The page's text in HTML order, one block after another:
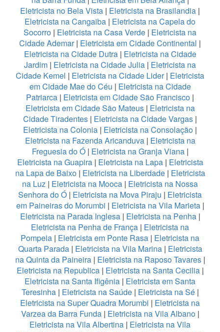
Eletricista no Bela Vista | Eletricista na Brasilandia |
Eletricista na Cangaiba | Eletricista na Capela do
Socorro | Eletricista na Casa Verde | Eletricista na
Cidade Ademar| Eletricista em Cidade Continental |
Eletricista na Cidade Dutra | Eletricista na Cidade
Jardim | Eletricista na Cidade Julia | Eletricista na
Cidade Kemel | Eletricista na Cidade Lider| Eletricista
em Cidade Mae do Céu | Eletricista na Cidade
Patriarca | Eletricista em Cidade São Francisco |
Eletricista em Cidade São Mateus| Eletricista na
Cidade Tiradentes | Eletricista na Cidade Vargas |
Eletricista na Colonia | Eletricista na Consolação |
Eletricista na Fazenda Aricanduva| Eletricista na
Freguesia do Ó| Eletricista na Granja Viana|
Eletricista na Guapira| Eletricista na Lapa| Eletricista
na Lapa de Baixo | Eletricista na Liberdade | Eletricista
na Luz | Eletricista na Mooca | Eletricista na Nossa
Senhora do Ó | Eletricista na Mova Piraju | Eletricista
em Paineiras do Morumbi | Eletricista na Vila Marieta|
Eletricista na Parada Inglesa | Eletricista na Penha|
Eletricista na Penha de França | Eletricista na
Pompeia | Eletricista em Ponte Rasa | Eletricista na
Quarta Parada| Eletricista na Vila Marina| Eletricista
na Quinta da Paineira| Eletricista na Raposo Tavares|
Eletricista na Republica| Eletricista na Santa Cecilia|
Eletricista na Santa Ifigênia | Eletricista em Santa
Teresinha| Eletricista na Saúde| Eletricista na Sé|
Eletricista na Super Quadra Morumbi | Eletricista na
Varzea da Barra Funda| Eletricista na Vila Albano|
Eletricista na Vila Albertina | Eletricista na Vila